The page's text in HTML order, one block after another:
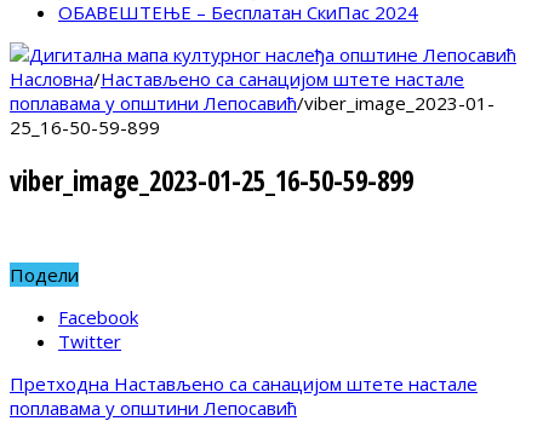
ОБАВЕШТЕЊЕ – Бесплатан СкиПас 2024
Насловна/Настављено са санацијом штете настале
поплавама у општини Лепосавић/viber_image_2023-01-
25_16-50-59-899
viber_image_2023-01-25_16-50-59-899
Подели
Facebook
Twitter
Претходна Настављено са санацијом штете настале
поплавама у општини Лепосавић